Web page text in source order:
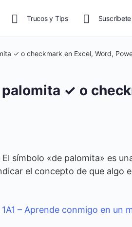
Trucos y Tips Suscríbete
✓ o checkmark en Excel, Word,
✓ o
El símbolo «de palomita» es
el concepto de que algo
– Aprende conmigo en un